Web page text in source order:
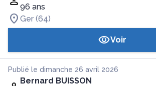
96 ans
Ger (64)
Voir
Publié le dimanche 26 avril 2026
Bernard BUISSON